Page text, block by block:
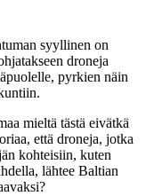
syyllinen on
droneja
pyrkien näin
mieltä tästä eivätkä
että droneja, jotka
kohteisiin, kuten
lähtee Baltian